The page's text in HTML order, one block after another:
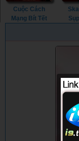
Cuộc Cách
Mạng Bít Tết